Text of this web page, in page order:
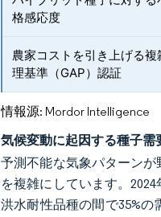
格感応度
農家コストを引き上げる
理基準（GAP）認証
情報源: Mordor Intelligence
気候変動に起因する種子需
予測不能な気象パターン
を複雑にしています。
洪水耐性品種の間で35%の